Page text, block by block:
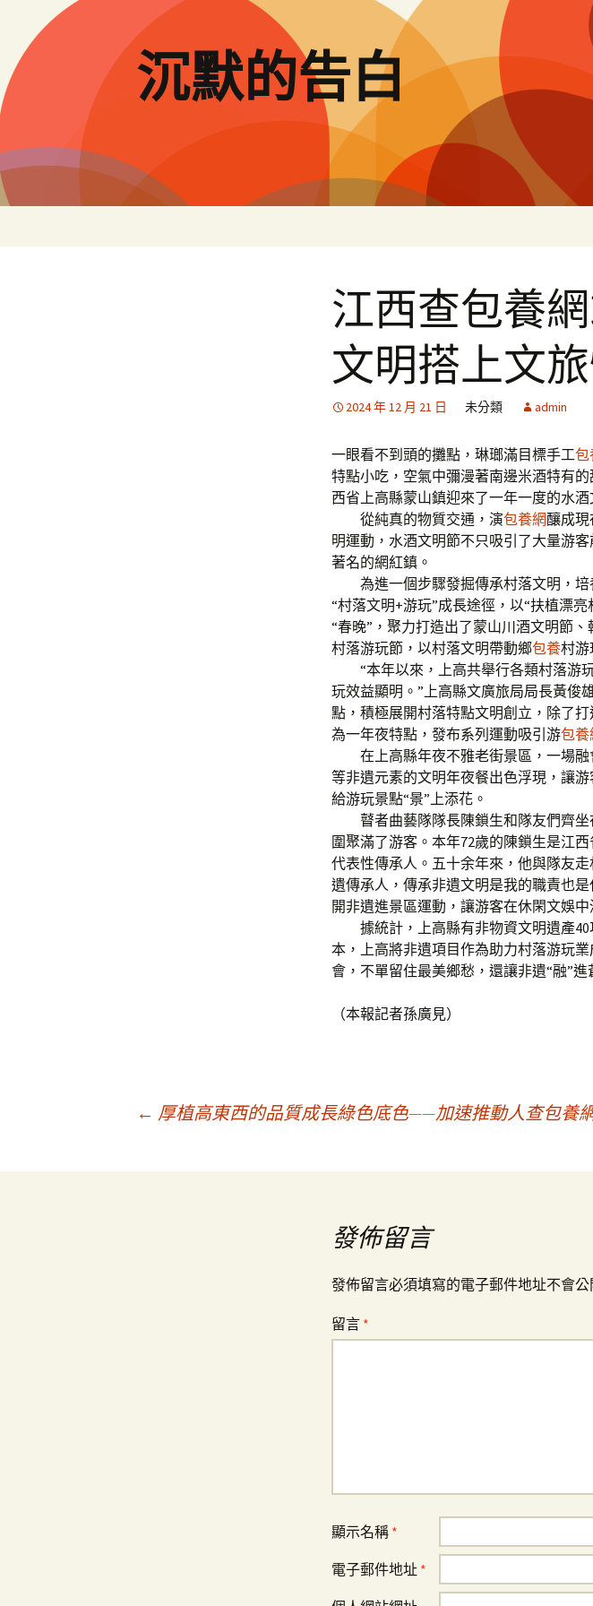
要
內
容
沉默的告白
江西查包養
文明搭上文
2024 年 12 月 21 日 未分類 admin
一眼看不到頭的攤點，琳瑯滿目標手工包
特點小吃，空氣中彌漫著南邊米酒特有
西省上高縣蒙山鎮迎來了一年一度的水酒
從純真的物質交通，演包養網釀成
明運動，水酒文明節不只吸引了大量游
著名的網紅鎮。
為進一個步驟發掘傳承村落文明，培
“村落文明+游玩”成長途徑，以“扶植漂
“春晚”，聚力打造出了蒙山川酒文明節
村落游玩節，以村落文明帶動鄉包養村游
“本年以來，上高共舉行各類村落游
玩效益顯明。”上高縣文廣旅局局長黃俊
點，積極展開村落特點文明創立，除了
為一年夜特點，發布系列運動吸引游包養
在上高縣年夜不雅老街景區，一場融
等非遺元素的文明年夜餐出色浮現，讓
給游玩景點“景”上添花。
瞽者曲藝隊隊長陳鎖生和隊友們齊坐
圍聚滿了游客。本年72歲的陳鎖生是江
代表性傳承人。五十余年來，他與隊友
遺傳承人，傳承非遺文明是我的職責也
開非遺進景區運動，讓游客在休閑文娛
據統計，上高縣有非物資文明遺產40
本，上高將非遺項目作為助力村落游玩
會，不單留住最美鄉愁，還讓非遺“融”進
（本報記者孫廣見）
章
← 厚植高東西的品質成長綠色底色——加速推動人查包養
發佈留言
發佈留言必須填寫的電子郵件地址不會公
留言 *
顯示名稱 *
電子郵件地址 *